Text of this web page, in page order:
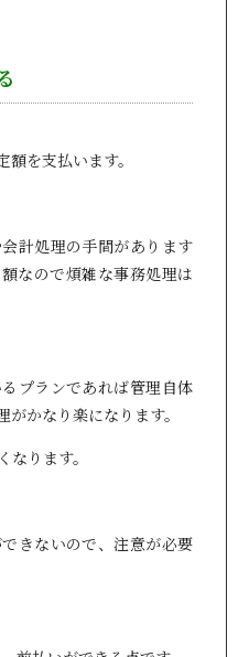
を支払います。
計処理の手間があります
なので煩雑な事務処理は
プランであれば管理自体
かなり楽になります。
ります。
きないので、注意が必要